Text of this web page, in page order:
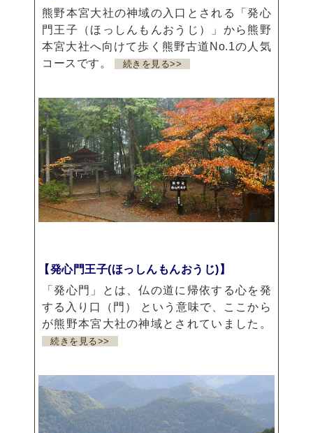
熊野本宮大社の神域の入口とされる「発心
門王子（ほっしんもんおうじ）」から熊野
本宮大社へ向けて歩く熊野古道No.1の人気
コースです。
続きを見る>>
【発心門王子(ほっしんもんおうじ)】
「発心門」とは、仏の道に帰依する心を発
する入り口（門） という意味で、ここから
が熊野本宮大社の神域とされていました。
続きを見る>>